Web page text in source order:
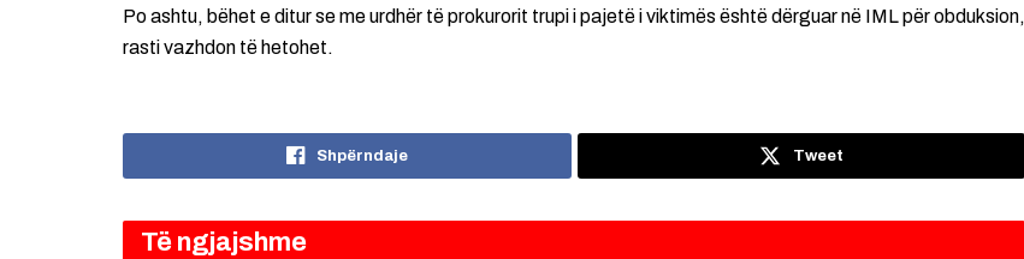
Po ashtu, bëhet e ditur se me urdhër të prokurorit trupi i pajetë i viktimës është dërguar në IML për obduksion,
rasti vazhdon të hetohet.
Shpërndaje Tweet
Të ngjajshme